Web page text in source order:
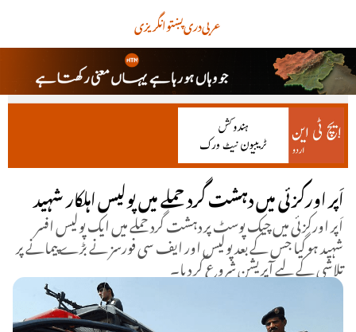
انگریزیپښتودریعربی
اَپر اورکزئی میں دہشت گرد حملے میں پولیس اہلکار شہید
اَپر اورکزئی میں چیک پوسٹ پر دہشت گرد حملے میں ایک پولیس افسر
شہید ہو گیا جس کے بعد پولیس اور ایف سی فورسز نے بڑے پیمانے پر
تلاشی کے لیے آپریشن شروع کر دیا۔